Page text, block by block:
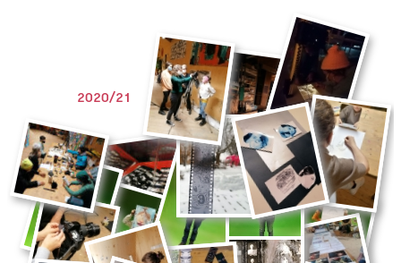
2020/21